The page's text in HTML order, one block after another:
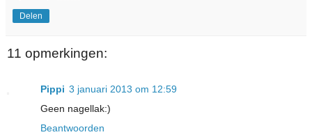
Delen
11 opmerkingen:
Pippi 3 januari 2013 om 12:59
Geen nagellak:)
Beantwoorden